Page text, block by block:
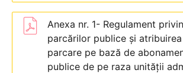
Anexa nr. 1- Regulament
parcărilor publice și
parcare pe bază de
publice de pe raza unității